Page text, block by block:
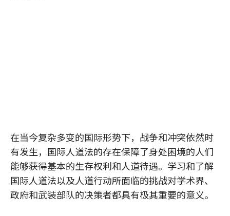
在当今复杂多变的国际形势下，战争和冲突依然时
有发生，国际人道法的存在保障了身处困境的人们
能够获得基本的生存权利和人道待遇。学习和了解
国际人道法以及人道行动所面临的挑战对学术界、
政府和武装部队的决策者都具有极其重要的意义。